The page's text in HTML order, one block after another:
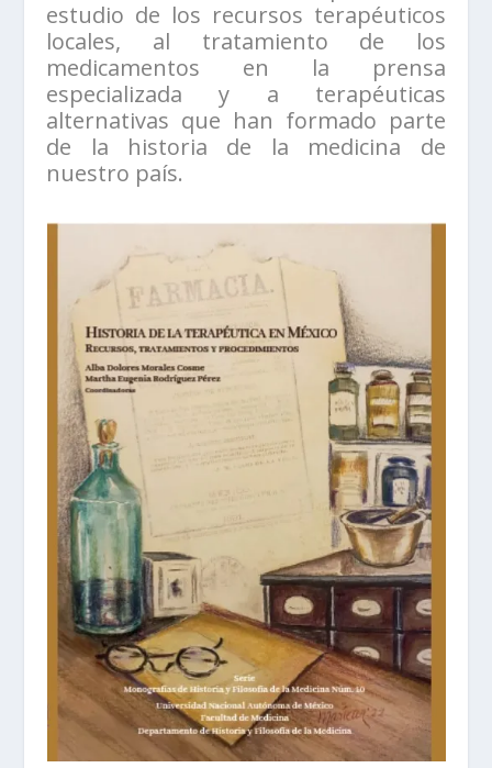
estudio de los recursos terapéuticos
locales, al tratamiento de los
medicamentos en la prensa
especializada y a terapéuticas
alternativas que han formado parte
de la historia de la medicina de
nuestro país.